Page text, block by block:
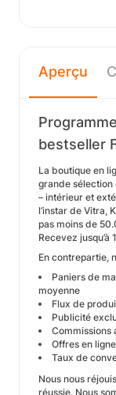
Aperçu
bestseller
La boutique en
grande sélection
– intérieur et
l’instar de Vitra,
pas moins de
Recevez jusqu’à
En contrepartie,
Paniers de
moyenne
Flux de
Publicité
Commissions
Offres en
Taux de
Nous nous
réussie. Nous